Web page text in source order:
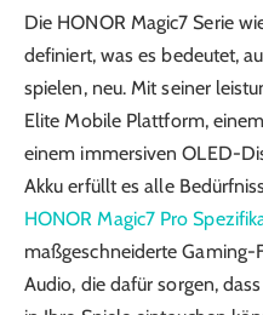
Die HONOR Magic7 Serie
definiert, was es bedeutet,
spielen, neu. Mit seiner
Elite Mobile Plattform,
einem immersiven OLED-
Akku erfüllt es alle
HONOR Magic7 Pro
maßgeschneiderte Gaming-
Audio, die dafür sorgen,